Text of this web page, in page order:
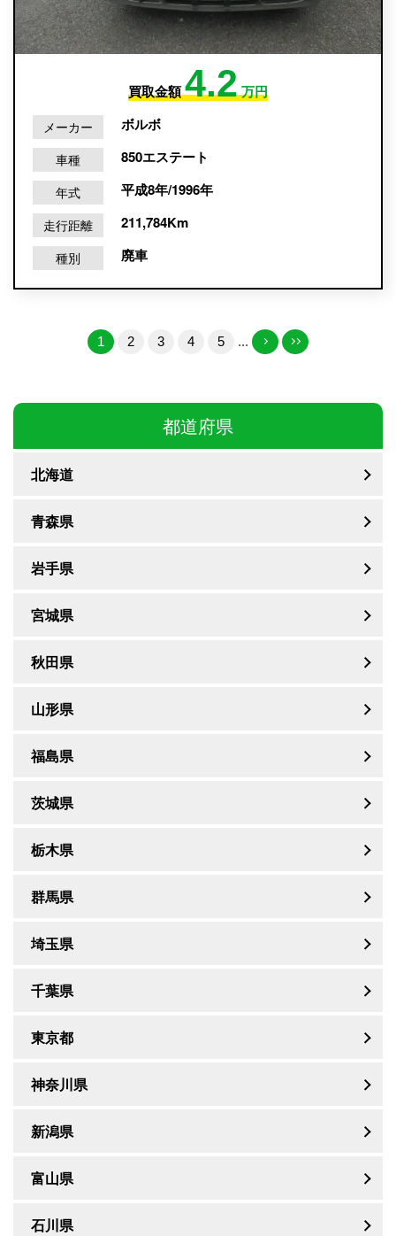
買取金額4.2万円
メーカー ボルボ
車種 850エステート
年式 平成8年/1996年
走行距離 211,784Km
種別 廃車
1 2 3 4 5 ...
都道府県
北海道
青森県
岩手県
宮城県
秋田県
山形県
福島県
茨城県
栃木県
群馬県
埼玉県
千葉県
東京都
神奈川県
新潟県
富山県
石川県